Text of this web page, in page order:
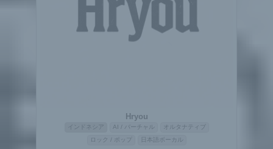
Hryou
インドネシア AI / バーチャル
オルタナティブ
ロック / ポップ
日本語ボーカル